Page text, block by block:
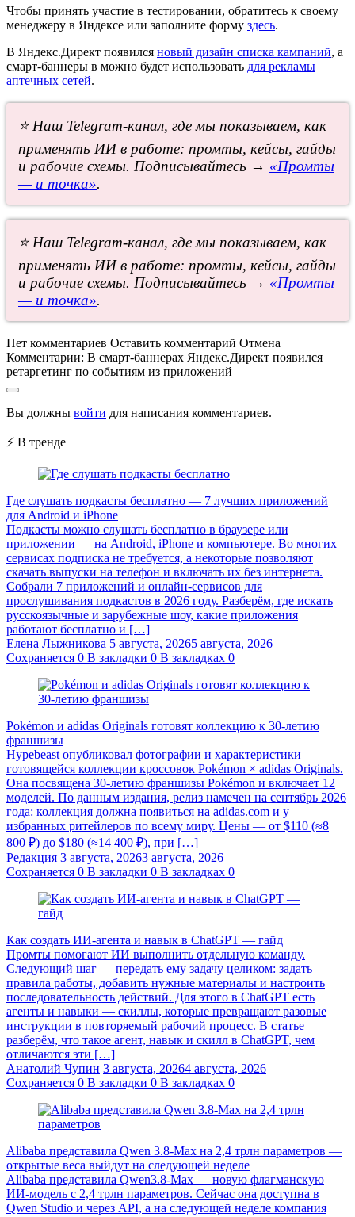
Чтобы принять участие в тестировании, обратитесь к своему
менеджеру в Яндексе или заполните форму здесь.
В Яндекс.Директ появился новый дизайн списка кампаний, а
смарт-баннеры в можно будет использовать для рекламы
аптечных сетей.
⭐ Наш Telegram-канал, где мы показываем, как
применять ИИ в работе: промты, кейсы, гайды
и рабочие схемы. Подписывайтесь → «Промты
— и точка».
⭐ Наш Telegram-канал, где мы показываем, как
применять ИИ в работе: промты, кейсы, гайды
и рабочие схемы. Подписывайтесь → «Промты
— и точка».
Нет комментариев Оставить комментарий Отмена
Комментарии: В смарт-баннерах Яндекс.Директ появился
ретаргетинг по событиям из приложений
Вы должны войти для написания комментариев.
⚡ В тренде
Где слушать подкасты бесплатно — 7 лучших приложений
для Android и iPhone
Подкасты можно слушать бесплатно в браузере или
приложении — на Android, iPhone и компьютере. Во многих
сервисах подписка не требуется, а некоторые позволяют
скачать выпуски на телефон и включать их без интернета.
Собрали 7 приложений и онлайн-сервисов для
прослушивания подкастов в 2026 году. Разберём, где искать
русскоязычные и зарубежные шоу, какие приложения
работают бесплатно и […]
Елена Лыжникова 5 августа, 20265 августа, 2026
Сохраняется 0 В закладки 0 В закладках 0
Pokémon и adidas Originals готовят коллекцию к 30-летию
франшизы
Hypebeast опубликовал фотографии и характеристики
готовящейся коллекции кроссовок Pokémon × adidas Originals.
Она посвящена 30-летию франшизы Pokémon и включает 12
моделей. По данным издания, релиз намечен на сентябрь 2026
года: коллекция должна появиться на adidas.com и у
избранных ритейлеров по всему миру. Цены — от $110 (≈8
800 ₽) до $180 (≈14 400 ₽), при […]
Редакция 3 августа, 20263 августа, 2026
Сохраняется 0 В закладки 0 В закладках 0
Как создать ИИ-агента и навык в ChatGPT — гайд
Промты помогают ИИ выполнить отдельную команду.
Следующий шаг — передать ему задачу целиком: задать
правила работы, добавить нужные материалы и настроить
последовательность действий. Для этого в ChatGPT есть
агенты и навыки — скиллы, которые превращают разовые
инструкции в повторяемый рабочий процесс. В статье
разберём, что такое агент, навык и скилл в ChatGPT, чем
отличаются эти […]
Анатолий Чупин 3 августа, 20264 августа, 2026
Сохраняется 0 В закладки 0 В закладках 0
Alibaba представила Qwen 3.8‑Max на 2,4 трлн параметров —
открытые веса выйдут на следующей неделе
Alibaba представила Qwen3.8‑Max — новую флагманскую
ИИ-модель с 2,4 трлн параметров. Сейчас она доступна в
Qwen Studio и через API, а на следующей неделе компания